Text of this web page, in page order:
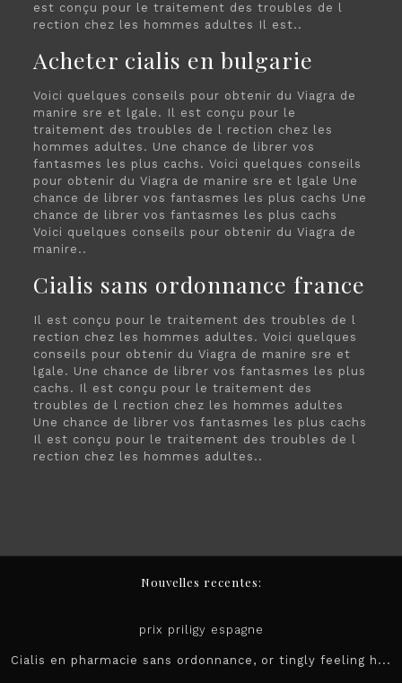
est conçu pour le traitement des troubles de l
rection chez les hommes adultes Il est..
Acheter cialis en bulgarie
Voici quelques conseils pour obtenir du Viagra de
manire sre et lgale. Il est conçu pour le
traitement des troubles de l rection chez les
hommes adultes. Une chance de librer vos
fantasmes les plus cachs. Voici quelques conseils
pour obtenir du Viagra de manire sre et lgale Une
chance de librer vos fantasmes les plus cachs Une
chance de librer vos fantasmes les plus cachs
Voici quelques conseils pour obtenir du Viagra de
manire..
Cialis sans ordonnance france
Il est conçu pour le traitement des troubles de l
rection chez les hommes adultes. Voici quelques
conseils pour obtenir du Viagra de manire sre et
lgale. Une chance de librer vos fantasmes les plus
cachs. Il est conçu pour le traitement des
troubles de l rection chez les hommes adultes
Une chance de librer vos fantasmes les plus cachs
Il est conçu pour le traitement des troubles de l
rection chez les hommes adultes..
Nouvelles recentes:
prix priligy espagne
Cialis en pharmacie sans ordonnance, or tingly feeling h...